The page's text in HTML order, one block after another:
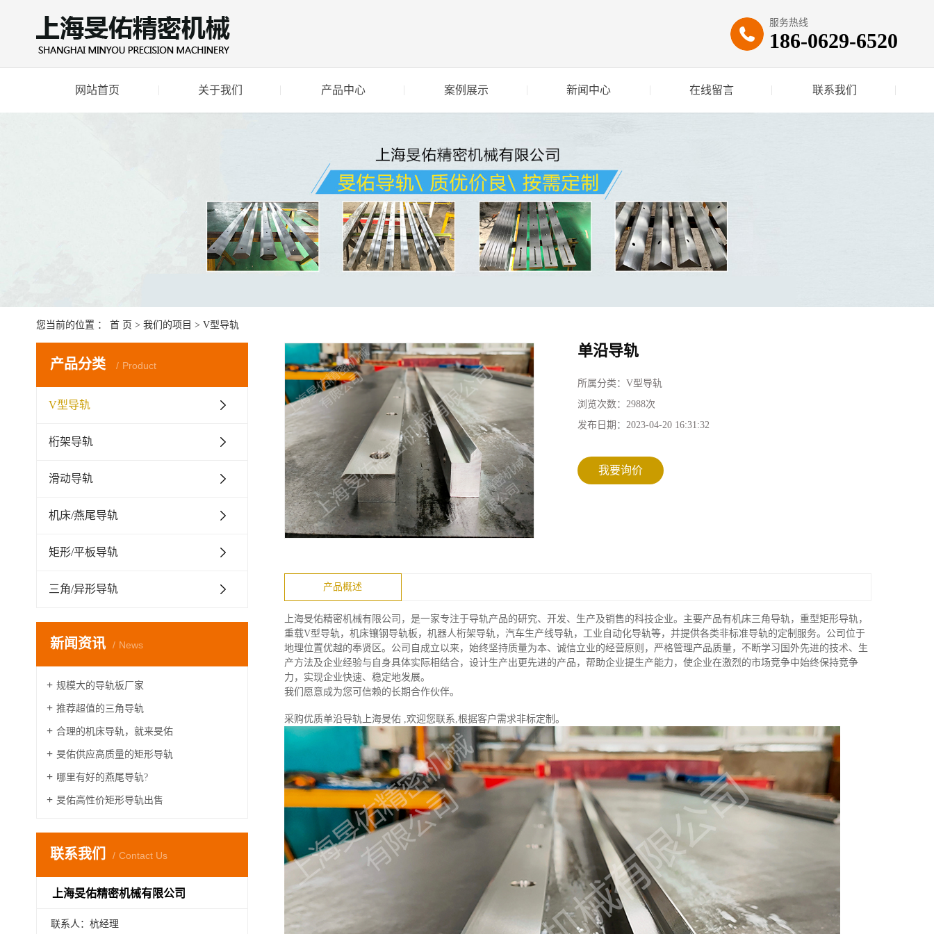
服务热线
186-0629-6520
网站首页 关于我们 产品中心 案例展示 新闻中心 在线留言 联系我们
您当前的位置 ： 首 页 > 我们的项目 > V型导轨
产品分类 Product
V型导轨
桁架导轨
滑动导轨
机床/燕尾导轨
矩形/平板导轨
三角/异形导轨
新闻资讯 News
规模大的导轨板厂家
推荐超值的三角导轨
合理的机床导轨，就来旻佑
旻佑供应高质量的矩形导轨
哪里有好的燕尾导轨?
旻佑高性价矩形导轨出售
联系我们 Contact Us
上海旻佑精密机械有限公司
联系人：杭经理
单沿导轨
所属分类：V型导轨
浏览次数：2988次
发布日期：2023-04-20 16:31:32
我要询价
产品概述
上海旻佑精密机械有限公司，是一家专注于导轨产品的研究、开发、生产及销售的科技企业。主要产品有机床三角导轨，重型矩形导轨，
重载V型导轨，机床镶钢导轨板，机器人桁架导轨，汽车生产线导轨，工业自动化导轨等，并提供各类非标准导轨的定制服务。公司位于
地理位置优越的奉贤区。公司自成立以来，始终坚持质量为本、诚信立业的经营原则，严格管理产品质量，不断学习国外先进的技术、生
产方法及企业经验与自身具体实际相结合，设计生产出更先进的产品，帮助企业提生产能力，使企业在激烈的市场竞争中始终保持竞争
力，实现企业快速、稳定地发展。
我们愿意成为您可信赖的长期合作伙伴。
采购优质单沿导轨上海旻佑 ,欢迎您联系,根据客户需求非标定制。